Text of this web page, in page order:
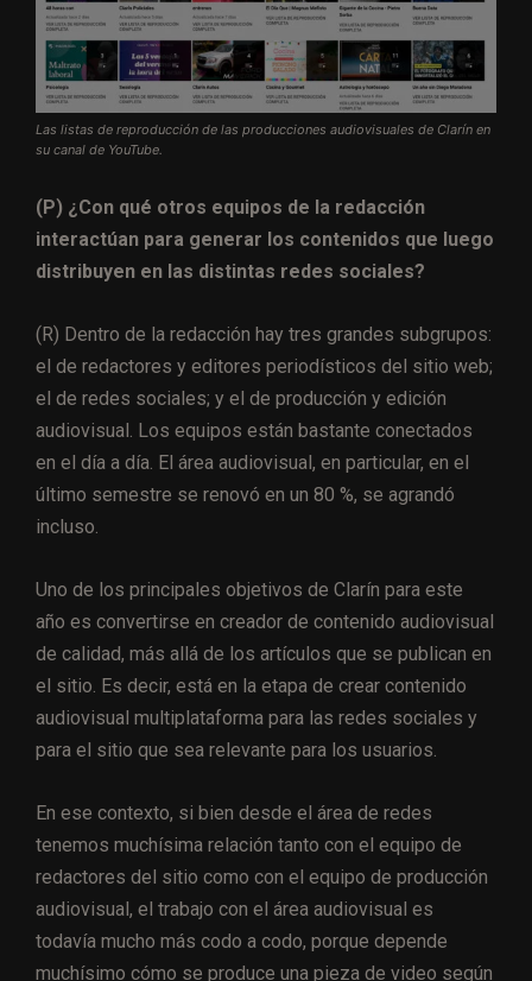
Las listas de reproducción de las producciones audiovisuales de Clarín en
su canal de YouTube.
(P) ¿Con qué otros equipos de la redacción
interactúan para generar los contenidos que luego
distribuyen en las distintas redes sociales?
(R) Dentro de la redacción hay tres grandes subgrupos:
el de redactores y editores periodísticos del sitio web;
el de redes sociales; y el de producción y edición
audiovisual. Los equipos están bastante conectados
en el día a día. El área audiovisual, en particular, en el
último semestre se renovó en un 80 %, se agrandó
incluso.
Uno de los principales objetivos de Clarín para este
año es convertirse en creador de contenido audiovisual
de calidad, más allá de los artículos que se publican en
el sitio. Es decir, está en la etapa de crear contenido
audiovisual multiplataforma para las redes sociales y
para el sitio que sea relevante para los usuarios.
En ese contexto, si bien desde el área de redes
tenemos muchísima relación tanto con el equipo de
redactores del sitio como con el equipo de producción
audiovisual, el trabajo con el área audiovisual es
todavía mucho más codo a codo, porque depende
muchísimo cómo se produce una pieza de video según